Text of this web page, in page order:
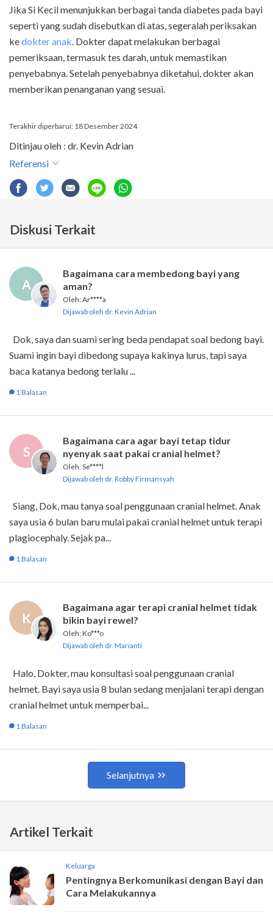
Jika Si Kecil menunjukkan berbagai tanda diabetes pada bayi
seperti yang sudah disebutkan di atas, segeralah periksakan
kedokter anak. Dokter dapat melakukan berbagai
pemeriksaan, termasuk tes darah, untuk memastikan
penyebabnya. Setelah penyebabnya diketahui, dokter akan
memberikan penanganan yang sesuai.
Terakhir diperbarui: 18 Desember 2024